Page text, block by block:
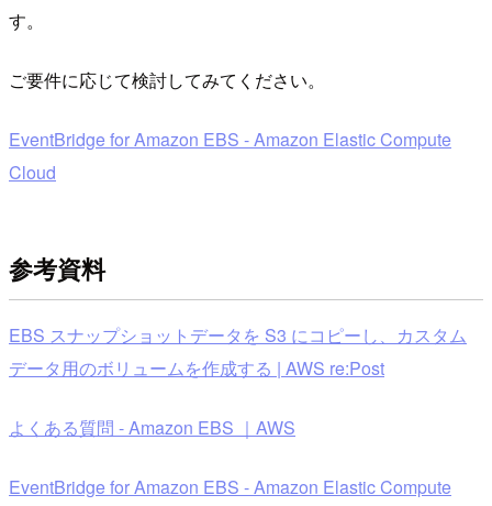
す。
ご要件に応じて検討してみてください。
EventBridge for Amazon EBS - Amazon Elastic Compute
Cloud
参考資料
EBS スナップショットデータを S3 にコピーし、カスタム
データ用のボリュームを作成する | AWS re:Post
よくある質問 - Amazon EBS ｜AWS
EventBridge for Amazon EBS - Amazon Elastic Compute